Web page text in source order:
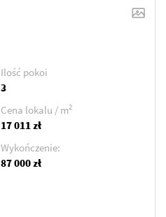
Ilość pokoi
3
Cena lokalu / m2
17 011 zł
Wykończenie:
87 000 zł